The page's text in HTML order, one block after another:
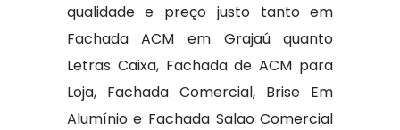
qualidade e preço justo tanto em
Fachada ACM em Grajaú quanto
Letras Caixa, Fachada de ACM para
Loja, Fachada Comercial, Brise Em
Alumínio e Fachada Salao Comercial